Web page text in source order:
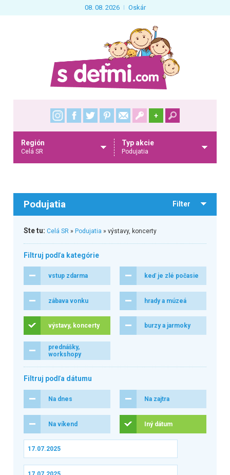
08. 08. 2026 Oskár
+
Región
Celá SR
Typ akcie
Podujatia
Podujatia Filter
Ste tu: Celá SR» Podujatia » výstavy, koncerty
Filtruj podľa kategórie
vstup zdarma keď je zlé počasie
zábava vonku hrady a múzeá
výstavy, koncerty burzy a jarmoky
prednášky,
workshopy
Filtruj podľa dátumu
Na dnes Na zajtra
Na víkend Iný dátum